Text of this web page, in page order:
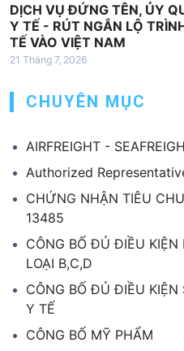
DỊCH VỤ ĐỨNG TÊN, ỦY
Y TẾ - RÚT NGẮN LỘ
TẾ VÀO VIỆT NAM
21 Tháng 7, 2026
CHUYÊN MỤC
AIRFREIGHT -
Authorized
CHỨNG NHẬN TIÊU
13485
CÔNG BỐ ĐỦ ĐIỀU KIỆN
LOẠI B,C,D
CÔNG BỐ ĐỦ ĐIỀU KIỆN
Y TẾ
CÔNG BỐ MỸ PHẨM